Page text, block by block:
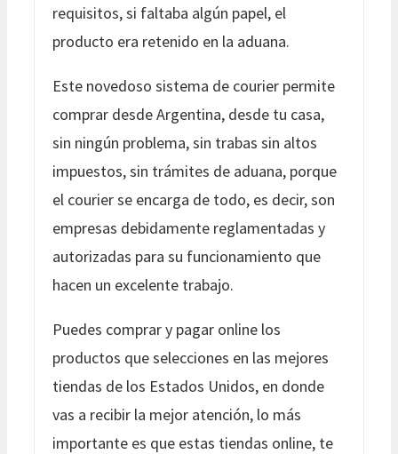
requisitos, si faltaba algún papel, el
producto era retenido en la aduana.
Este novedoso sistema de courier permite
comprar desde Argentina, desde tu casa,
sin ningún problema, sin trabas sin altos
impuestos, sin trámites de aduana, porque
el courier se encarga de todo, es decir, son
empresas debidamente reglamentadas y
autorizadas para su funcionamiento que
hacen un excelente trabajo.
Puedes comprar y pagar online los
productos que selecciones en las mejores
tiendas de los Estados Unidos, en donde
vas a recibir la mejor atención, lo más
importante es que estas tiendas online, te